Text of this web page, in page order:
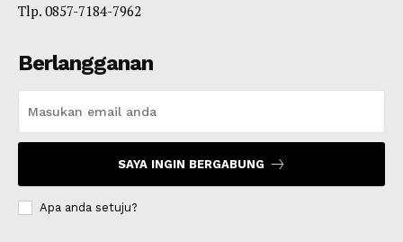
Tlp. 0857-7184-7962
Berlangganan
SAYA INGIN BERGABUNG
Apa anda setuju?